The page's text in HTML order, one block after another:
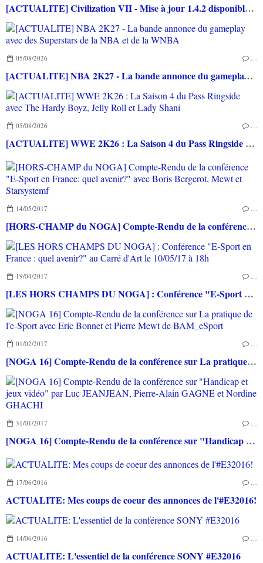
[ACTUALITE] Civilization VII - Mise à jour 1.4.2 disponible depuis quelques jours
05/08/2026
[ACTUALITE] NBA 2K27 - La bande annonce du gameplay avec des Superstars de la NBA et de la WNBA
05/08/2026
[ACTUALITE] WWE 2K26 : La Saison 4 du Pass Ringside avec The Hardy Boyz, Jelly Roll et Lady Shani
14/05/2017
[HORS-CHAMP du NOGA] Compte-Rendu de la conférence "E-Sport en France: quel avenir?" avec Boris Bergerot, Mewt et Starsystemf
19/04/2017
[LES HORS CHAMPS DU NOGA] : Conférence "E-Sport en France : quel avenir?" au Carré d'Art le 10/05/17 à 18h
01/02/2017
[NOGA 16] Compte-Rendu de la conférence sur La pratique de l'e-Sport avec Eric Bonnet et Pierre Mewt de BAM_eSport
31/01/2017
[NOGA 16] Compte-Rendu de la conférence sur "Handicap et jeux vidéo" par Luc JEANJEAN, Pierre-Alain GAGNE et Nordine GHACHI
17/06/2016
ACTUALITE: Mes coups de coeur des annonces de l'#E32016!
14/06/2016
ACTUALITE: L'essentiel de la conférence SONY #E32016